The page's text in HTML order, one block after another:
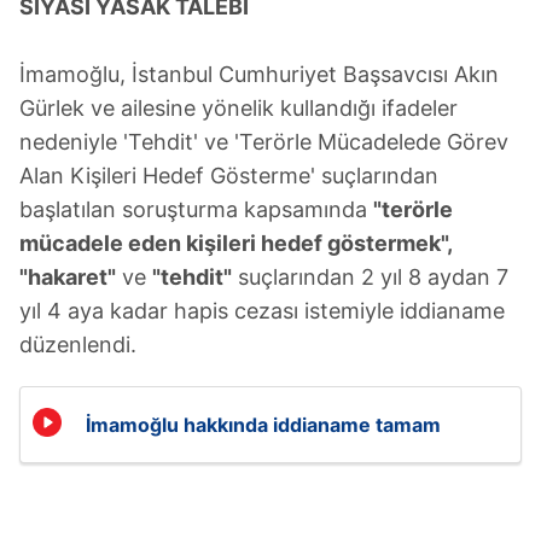
SİYASİ YASAK TALEBİ
İmamoğlu, İstanbul Cumhuriyet Başsavcısı Akın
Gürlek ve ailesine yönelik kullandığı ifadeler
nedeniyle 'Tehdit' ve 'Terörle Mücadelede Görev
Alan Kişileri Hedef Gösterme' suçlarından
başlatılan soruşturma kapsamında "terörle
mücadele eden kişileri hedef göstermek",
"hakaret" ve "tehdit" suçlarından 2 yıl 8 aydan 7
yıl 4 aya kadar hapis cezası istemiyle iddianame
düzenlendi.
İmamoğlu hakkında iddianame tamam